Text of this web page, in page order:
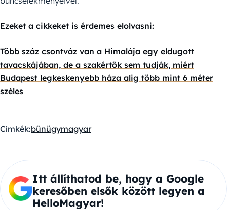
Ezeket a cikkeket is érdemes elolvasni:
Több száz csontváz van a Himalája egy eldugott
tavacskájában, de a szakértők sem tudják, miért
Budapest legkeskenyebb háza alig több mint 6 méter
széles
Címkék:bűnügymagyar
Itt állíthatod be, hogy a Google
keresőben elsők között legyen a
HelloMagyar!